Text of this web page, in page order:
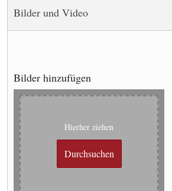
Bilder und Video
Bilder hinzufügen
Hierher ziehen
Durchsuchen